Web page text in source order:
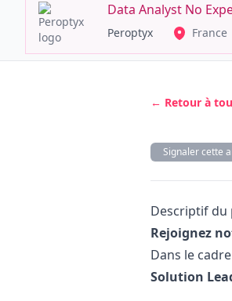
Data Analyst No
Peroptyx France
← Retour à
Signaler cette
Description
Descriptif du
Rejoignez
Dans le
Solution